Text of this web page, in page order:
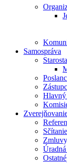
Samospráva
Hlavný
Ostatné